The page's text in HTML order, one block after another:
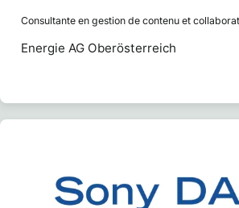
Consultante en gestion de contenu et
Energie AG Oberösterreich